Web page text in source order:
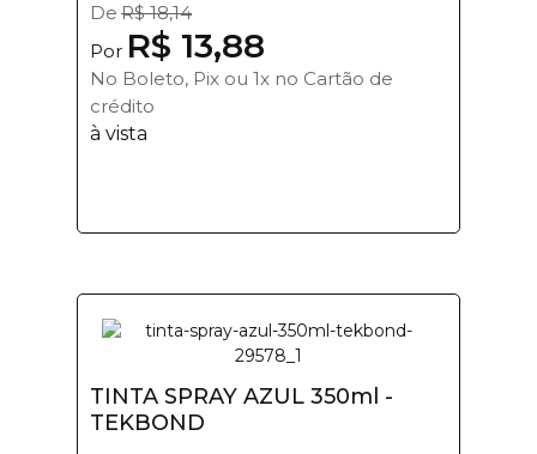
De R$ 18,14
Por R$ 13,88
No Boleto, Pix ou 1x no Cartão de
crédito
à vista
TINTA SPRAY AZUL 350ml -
TEKBOND